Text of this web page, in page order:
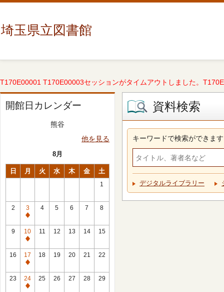
埼玉県立図書館
T170E00001 T170E00003セッションがタイムアウトしました。
開館日カレンダー
熊谷
他を見る
8月
日 月 火 水 木 金 土
1
2
3
休
館
日
4 5 6 7 8
9
10
休
館
日
11 12 13 14 15
16
17
休
館
日
18 19 20 21 22
23
24
休
25 26 27 28 29
資料検索
キーワードで検索ができます
デジタルライブラリー